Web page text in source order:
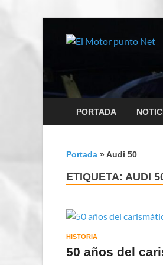
PORTADA
Portada » Audi 50
ETIQUETA: AUDI
HISTORIA
50 años del